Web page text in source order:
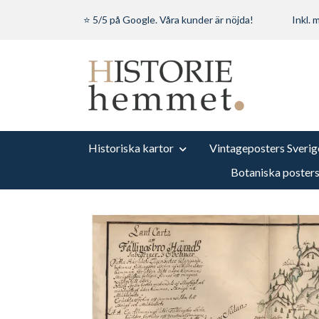
⭐ 5/5 på Google. Våra kunder är nöjda! Inkl.
Historiska kartor
Vintageposters
Botaniska posters